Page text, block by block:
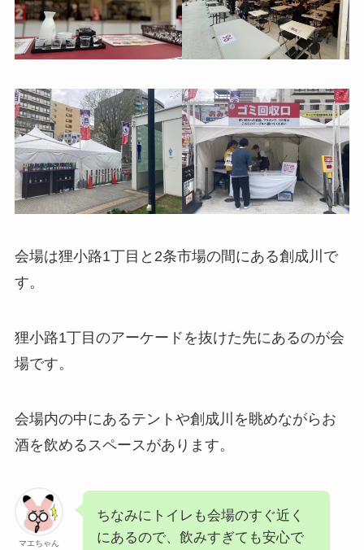
会場は狸小路1丁目と2条市場の間にある創成川で
す。
狸小路1丁目のアーケードを抜けた先にあるのが会
場です。
会場内の中にあるテントや創成川を眺めながらお
酒を飲めるスペースがあります。
マエちゃん
ちなみにトイレも会場のすぐ近く
にあるので、飲みすぎても安心で